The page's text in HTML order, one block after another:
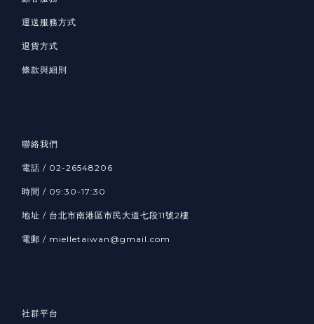
運送服務方式
退貨方式
條款與細則
聯絡我們
電話 / 02-26548206
時間 / 09:30-17:30
地址 / 台北市南港區市民大道七段11號2樓
電郵 / mielletaiwan@gmail.com
社群平台